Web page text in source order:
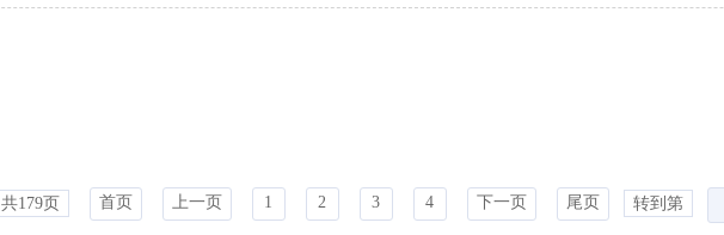
共179页 首页 上一页 1 2 3 4 下一页 尾页 转到第